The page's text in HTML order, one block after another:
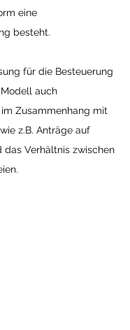
eine
besteht.
für die Besteuerung
auch
Zusammenhang mit
z.B. Anträge auf
das Verhältnis zwischen